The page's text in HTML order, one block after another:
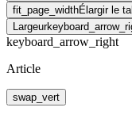
fit_page_widthÉlargir le
Largeur
keyboard_arrow_right
Article
swap_vert